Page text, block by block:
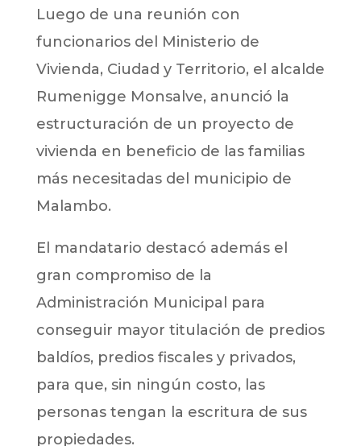
Luego de una reunión con
funcionarios del Ministerio de
Vivienda, Ciudad y Territorio, el alcalde
Rumenigge Monsalve, anunció la
estructuración de un proyecto de
vivienda en beneficio de las familias
más necesitadas del municipio de
Malambo.
El mandatario destacó además el
gran compromiso de la
Administración Municipal para
conseguir mayor titulación de predios
baldíos, predios fiscales y privados,
para que, sin ningún costo, las
personas tengan la escritura de sus
propiedades.